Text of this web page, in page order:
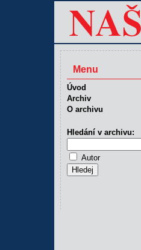
Menu
Úvod
Archiv
O archivu
Hledání v archivu:
Autor